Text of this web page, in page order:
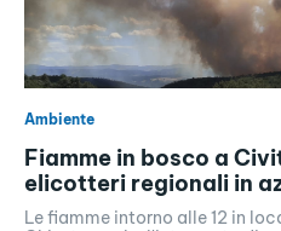
Ambiente
Fiamme in bosco a
elicotteri regionali in
Le fiamme intorno alle 12 in